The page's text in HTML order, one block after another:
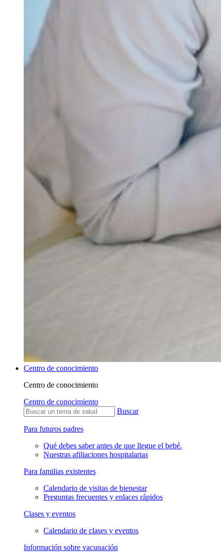
Centro de conocimiento
Centro de conocimiento
Centro de conocimiento
Buscar
Para futuros padres
Qué debes saber antes de que llegue el bebé.
Nuestras afiliaciones hospitalarias
Para familias existentes
Calendario de visitas de bienestar
Preguntas frecuentes y enlaces rápidos
Clases y eventos
Calendario de clases y eventos
Información sobre vacunación